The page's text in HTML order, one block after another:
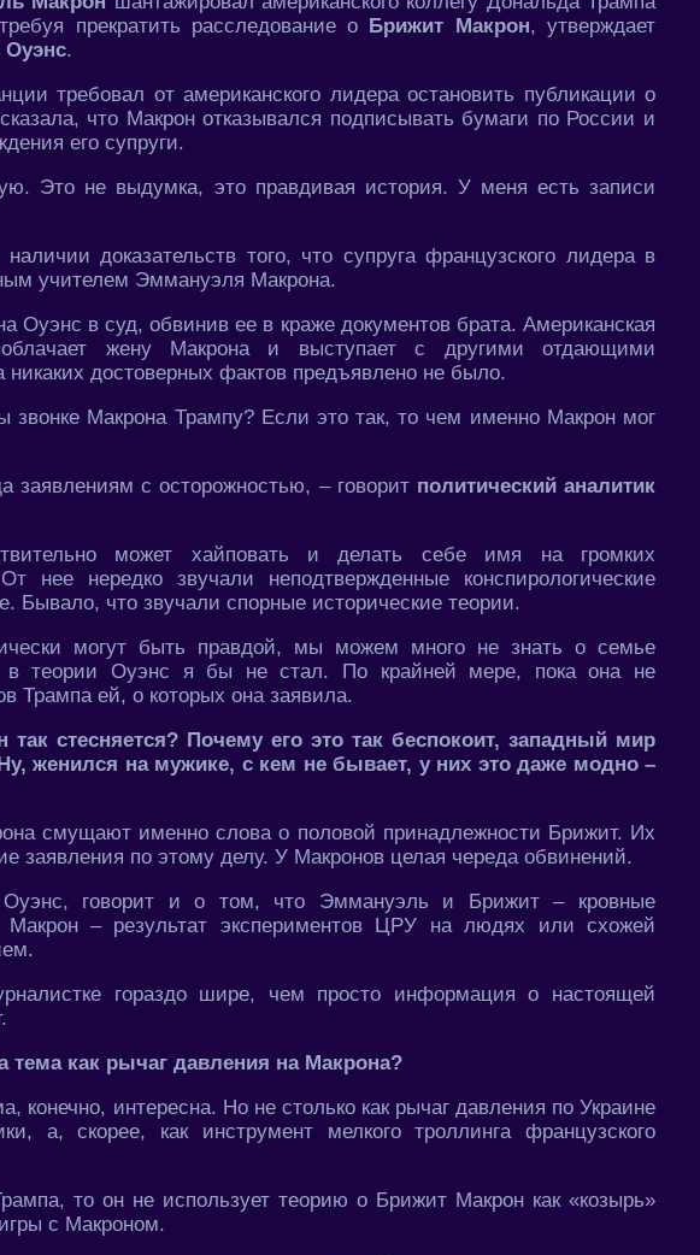
прекратить расследование о Брижит Макрон, утверждает
Оуэнс.
требовал от американского лидера остановить публикации о
что Макрон отказывался подписывать бумаги по России и
его супруги.
Это не выдумка, это правдивая история. У меня есть записи
доказательств того, что супруга французского лидера в
учителем Эммануэля Макрона.
Оуэнс в суд, обвинив ее в краже документов брата. Американская
жену Макрона и выступает с другими отдающими
никаких достоверных фактов предъявлено не было.
звонке Макрона Трампу? Если это так, то чем именно Макрон мог
заявлениям с осторожностью, – говорит политический аналитик
может хайповать и делать себе имя на громких
нее нередко звучали неподтвержденные конспирологические
Бывало, что звучали спорные исторические теории.
могут быть правдой, мы можем много не знать о семье
теории Оуэнс я бы не стал. По крайней мере, пока она не
Трампа ей, о которых она заявила.
стесняется? Почему его это так беспокоит, западный мир
женился на мужике, с кем не бывает, у них это даже модно –
смущают именно слова о половой принадлежности Брижит. Их
заявления по этому делу. У Макронов целая череда обвинений.
Оуэнс, говорит и о том, что Эммануэль и Брижит – кровные
– результат экспериментов ЦРУ на людях или схожей
гораздо шире, чем просто информация о настоящей
тема как рычаг давления на Макрона?
конечно, интересна. Но не столько как рычаг давления по Украине
а, скорее, как инструмент мелкого троллинга французского
то он не использует теорию о Брижит Макрон как «козырь»
с Макроном.